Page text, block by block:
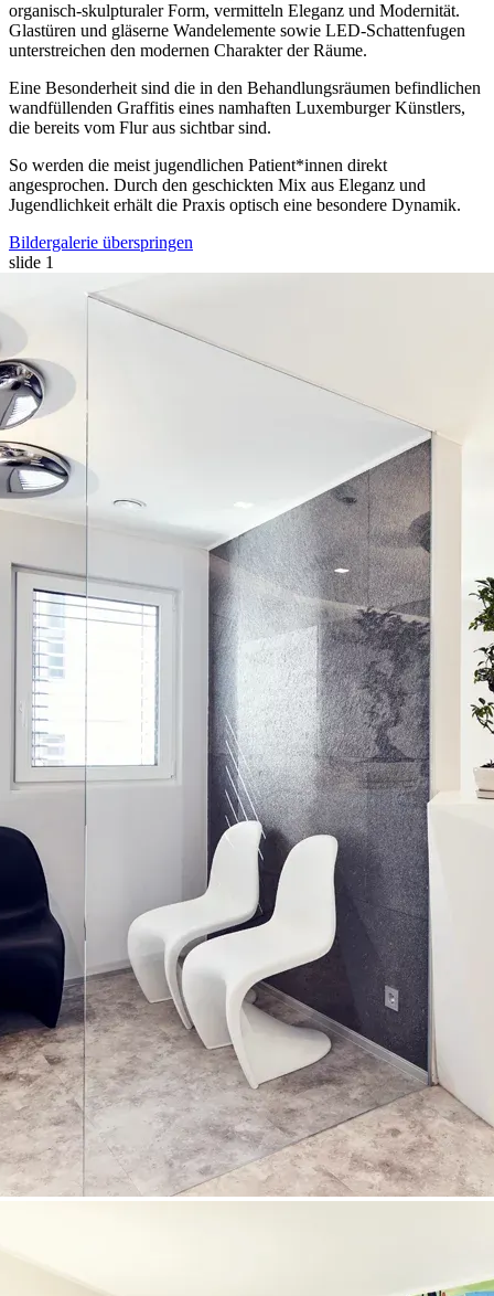
organisch-skulpturaler Form, vermitteln Eleganz und Modernität.
Glastüren und gläserne Wandelemente sowie LED-Schattenfugen
unterstreichen den modernen Charakter der Räume.
Eine Besonderheit sind die in den Behandlungsräumen befindlichen
wandfüllenden Graffitis eines namhaften Luxemburger Künstlers,
die bereits vom Flur aus sichtbar sind.
So werden die meist jugendlichen Patient*innen direkt
angesprochen. Durch den geschickten Mix aus Eleganz und
Jugendlichkeit erhält die Praxis optisch eine besondere Dynamik.
Bildergalerie überspringen
slide 1